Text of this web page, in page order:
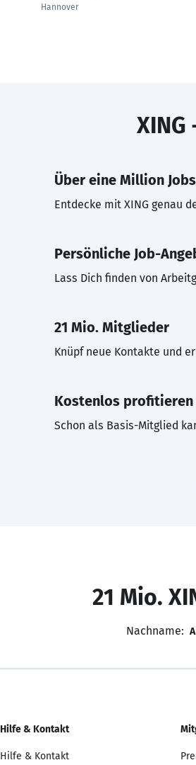
Hannover
Über eine Million Jobs
Entdecke mit XING genau
Persönliche Job-
Lass Dich finden von
21 Mio. Mitglieder
Knüpf neue Kontakte und
Kostenlos profitieren
Schon als Basis-Mitglied
21 Mio.
Nachname: A
Hilfe & Kontakt
Hilfe & Kontakt